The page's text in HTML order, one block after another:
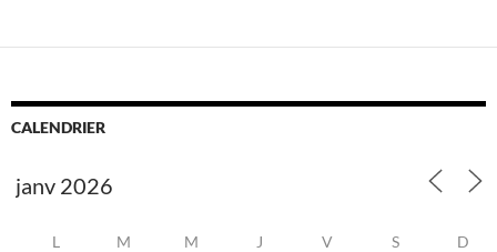
CALENDRIER
L M M J V S D